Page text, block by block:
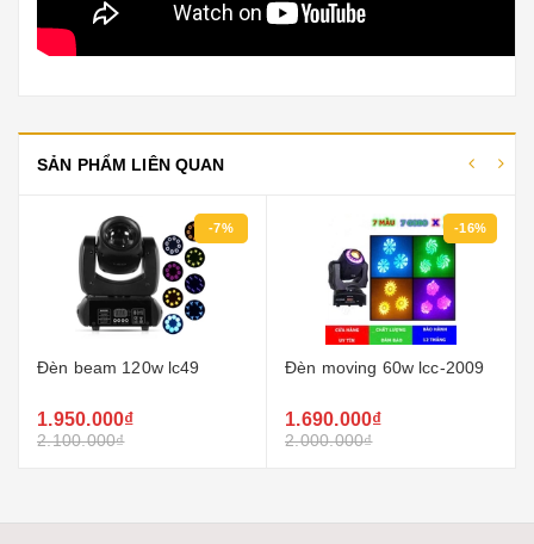
SẢN PHẨM LIÊN QUAN
-7%
Đèn beam 120w lc49
1.950.000₫
2.100.000₫
-16%
Đèn moving 60w lcc-2009
1.690.000₫
2.000.000₫